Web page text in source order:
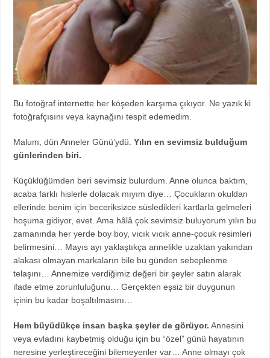
Bu fotoğraf internette her köşeden karşıma çıkıyor. Ne yazık ki
fotoğrafçısını veya kaynağını tespit edemedim.
Malum, dün Anneler Günü’ydü.Yılın en sevimsiz bulduğum
günlerinden biri.
Küçüklüğümden beri sevimsiz bulurdum. Anne olunca baktım,
acaba farklı hislerle dolacak mıyım diye… Çocukların okuldan
ellerinde benim için beceriksizce süsledikleri kartlarla gelmeleri
hoşuma gidiyor, evet. Ama hâlâ çok sevimsiz buluyorum yılın bu
zamanında her yerde boy boy, vıcık vıcık anne-çocuk resimleri
belirmesini… Mayıs ayı yaklaştıkça annelikle uzaktan yakından
alakası olmayan markaların bile bu günden sebeplenme
telaşını… Annemize verdiğimiz değeri bir şeyler satın alarak
ifade etme zorunluluğunu… Gerçekten eşsiz bir duygunun
içinin bu kadar boşaltılmasını…
Hem büyüdükçe insan başka şeyler de görüyor. Annesini
veya evladını kaybetmiş olduğu için bu “özel” günü hayatının
neresine yerleştireceğini bilemeyenler var… Anne olmayı çok